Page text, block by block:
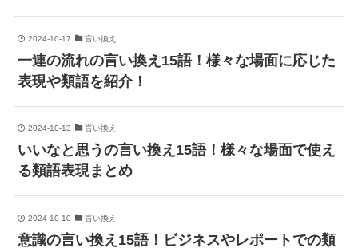
2024-10-17 言い換え
一連の流れの言い換え15語！様々な場面に応じた
表現や類語を紹介！
2024-10-13 言い換え
いいなと思うの言い換え15語！様々な場面で使え
る類語表現まとめ
2024-10-10 言い換え
意識の言い換え15語！ビジネスやレポートでの類